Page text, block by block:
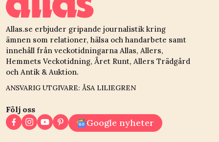
Allas.se erbjuder gripande journalistik kring
ämnen som relationer, hälsa och handarbete samt
innehåll från veckotidningarna Allas, Allers,
Hemmets Veckotidning, Året Runt, Allers Trädgård
och Antik & Auktion.
ANSVARIG UTGIVARE: ÅSA LILIEGREN
Följ oss
Google nyheter